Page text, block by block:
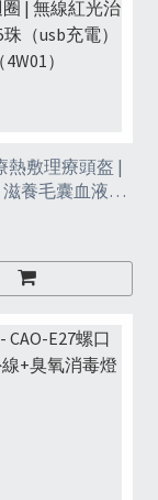
熱敷理療頭盔 |
養毛囊血液迴
治療帽-215珠
（4W01）